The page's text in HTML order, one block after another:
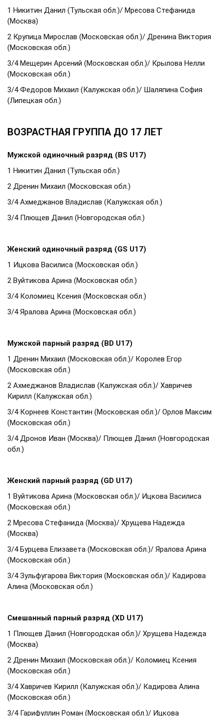
1 Никитин Данил (Тульская обл.)/ Мресова Стефанида
(Москва)
2 Крупица Мирослав (Московская обл.)/ Дренина Виктория
(Московская обл.)
3/4 Мещерин Арсений (Московская обл.)/ Крылова Нелли
(Московская обл.)
3/4 Федоров Михаил (Калужская обл.)/ Шаляпина София
(Липецкая обл.)
ВОЗРАСТНАЯ ГРУППА ДО 17 ЛЕТ
Мужской одиночный разряд (BS U17)
1 Никитин Данил (Тульская обл.)
2 Дренин Михаил (Московская обл.)
3/4 Ахмеджанов Владислав (Калужская обл.)
3/4 Плющев Данил (Новгородская обл.)
Женский одиночный разряд (GS U17)
1 Ицкова Василиса (Московская обл.)
2 Вуйтикова Арина (Московская обл.)
3/4 Коломиец Ксения (Московская обл.)
3/4 Яралова Арина (Московская обл.)
Мужской парный разряд (BD U17)
1 Дренин Михаил (Московская обл.)/ Королев Егор
(Московская обл.)
2 Ахмеджанов Владислав (Калужская обл.)/ Хавричев
Кирилл (Калужская обл.)
3/4 Корнеев Константин (Московская обл.)/ Орлов Максим
(Московская обл.)
3/4 Дронов Иван (Москва)/ Плющев Данил (Новгородская
обл.)
Женский парный разряд (GD U17)
1 Вуйтикова Арина (Московская обл.)/ Ицкова Василиса
(Московская обл.)
2 Мресова Стефанида (Москва)/ Хрущева Надежда
(Москва)
3/4 Бурцева Елизавета (Московская обл.)/ Яралова Арина
(Московская обл.)
3/4 Зульфугарова Виктория (Московская обл.)/ Кадирова
Алина (Московская обл.)
Смешанный парный разряд (XD U17)
1 Плющев Данил (Новгородская обл.)/ Хрущева Надежда
(Москва)
2 Дренин Михаил (Московская обл.)/ Коломиец Ксения
(Московская обл.)
3/4 Хавричев Кирилл (Калужская обл.)/ Кадирова Алина
(Московская обл.)
3/4 Гарифуллин Роман (Московская обл.)/ Ицкова